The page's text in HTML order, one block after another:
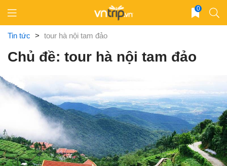
content
0
Tin tức > tour hà nội tam đảo
Chủ đề: tour hà nội tam đảo